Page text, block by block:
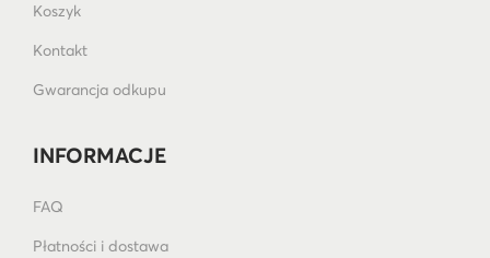
Koszyk
Kontakt
Gwarancja odkupu
INFORMACJE
FAQ
Płatności i dostawa